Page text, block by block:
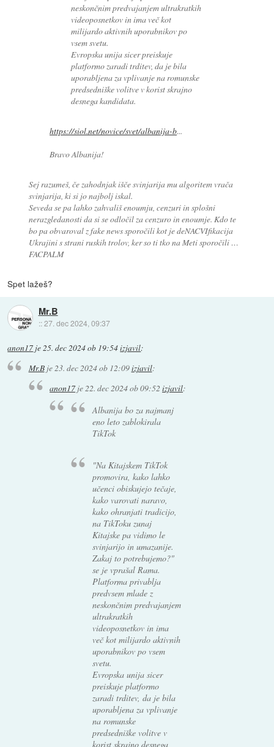
neskončnim predvajanjem ultrakratkih
videoposnetkov in ima več kot
milijardo aktivnih uporabnikov po
vsem svetu.
Evropska unija sicer preiskuje
platformo zaradi trditev, da je bila
uporabljena za vplivanje na romunske
predsedniške volitve v korist skrajno
desnega kandidata.
https://siol.net/novice/svet/albanija-b...
Bravo Albanija!
Sej razumeš, če zahodnjak išče svinjarija mu algoritem vrača
svinjarija, ki si jo najbolj iskal.
Seveda se pa lahko zahvališ enoumju, cenzuri in splošni
nerazgledanosti da si se odločil za cenzuro in enoumje. Kdo te
bo pa obvaroval z fake news sporočili kot je deNACVIfikacija
Ukrajini s strani ruskih trolov, ker so ti tko na Meti sporočili …
FACPALM
Spet lažeš?
Mr.B
::27. dec 2024, 09:37
anon17 je25. dec 2024 ob 19:54izjavil:
Mr.Bje23. dec 2024 ob 12:09izjavil:
anon17je22. dec 2024 ob 09:52izjavil:
Albanija bo za najmanj
eno leto zablokirala
TikTok
"Na Kitajskem TikTok
promovira, kako lahko
učenci obiskujejo tečaje,
kako varovati naravo,
kako ohranjati tradicijo,
na TikToku zunaj
Kitajske pa vidimo le
svinjarijo in umazanije.
Zakaj to potrebujemo?"
se je vprašal Rama.
Platforma privablja
predvsem mlade z
neskončnim predvajanjem
ultrakratkih
videoposnetkov in ima
več kot milijardo aktivnih
uporabnikov po vsem
svetu.
Evropska unija sicer
preiskuje platformo
zaradi trditev, da je bila
uporabljena za vplivanje
na romunske
predsedniške volitve v
korist skrajno desnega